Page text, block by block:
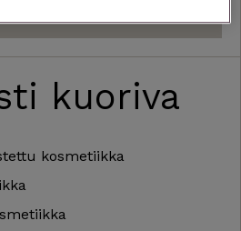
kuoriva
kosmetiikka